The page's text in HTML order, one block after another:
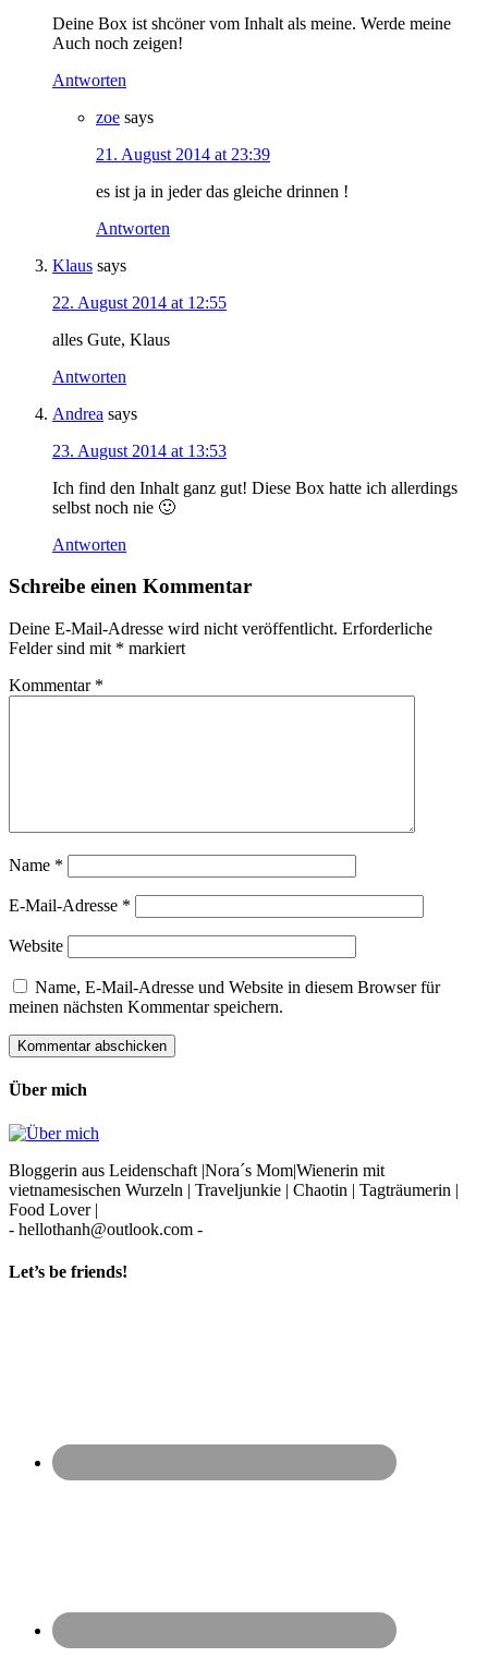
Deine Box ist shcöner vom Inhalt als meine. Werde meine
Auch noch zeigen!
Antworten
zoe says
21. August 2014 at 23:39
es ist ja in jeder das gleiche drinnen !
Antworten
Klaus says
22. August 2014 at 12:55
alles Gute, Klaus
Antworten
Andrea says
23. August 2014 at 13:53
Ich find den Inhalt ganz gut! Diese Box hatte ich allerdings
selbst noch nie 🙂
Antworten
Schreibe einen Kommentar
Deine E-Mail-Adresse wird nicht veröffentlicht. Erforderliche
Felder sind mit * markiert
Kommentar *
Name *
E-Mail-Adresse *
Website
Name, E-Mail-Adresse und Website in diesem Browser für
meinen nächsten Kommentar speichern.
Über mich
Bloggerin aus Leidenschaft |Nora´s Mom|Wienerin mit
vietnamesischen Wurzeln | Traveljunkie | Chaotin | Tagträumerin |
Food Lover |
- hellothanh@outlook.com -
Let’s be friends!